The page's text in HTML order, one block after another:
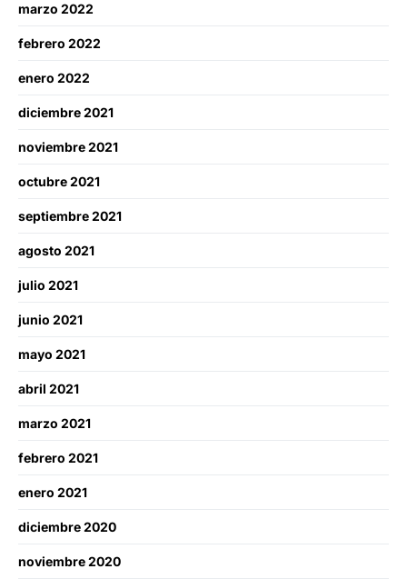
marzo 2022
febrero 2022
enero 2022
diciembre 2021
noviembre 2021
octubre 2021
septiembre 2021
agosto 2021
julio 2021
junio 2021
mayo 2021
abril 2021
marzo 2021
febrero 2021
enero 2021
diciembre 2020
noviembre 2020